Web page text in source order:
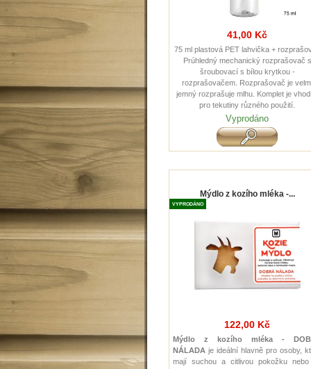
41,00 Kč
75 ml plastová PET lahvička +
Prúhledný mechanický rozprašovač s
šroubovací s bílou krytkou -
rozprašovačem. Rozprašovač je
jemný rozprašuje mlhu. Komplet je
pro tekutiny různého použití.
Vyprodáno
Mýdlo z kozího mléka -...
VYPRODÁNO
122,00 Kč
Mýdlo z kozího mléka -
NÁLADA je ideální hlavně pro osoby,
mají suchou a citlivou pokožku